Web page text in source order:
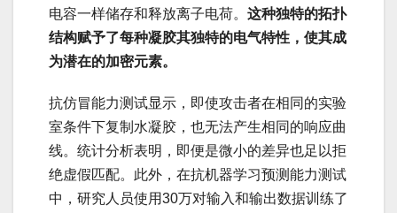
电容一样储存和释放离子电荷。 这种独特的拓扑
结构赋予了每种凝胶其独特的电气特性，使其成
为潜在的加密元素。
抗仿冒能力测试显示，即使攻击者在相同的实验
室条件下复制水凝胶，也无法产生相同的响应曲
线。统计分析表明，即便是微小的差异也足以拒
绝虚假匹配。此外，在抗机器学习预测能力测试
中，研究人员使用30万对输入和输出数据训练了